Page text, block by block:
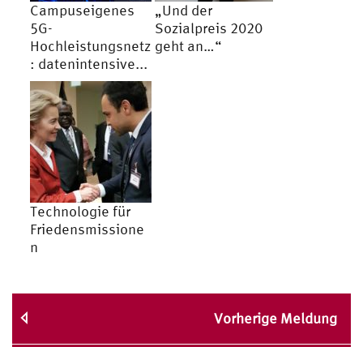
Campuseigenes
5G-
Hochleistungsnetz
: datenintensive...
„Und der
Sozialpreis 2020
geht an…“
Technologie für
Friedensmissione
n
Vorherige Meldung